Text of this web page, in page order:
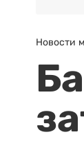
Новости